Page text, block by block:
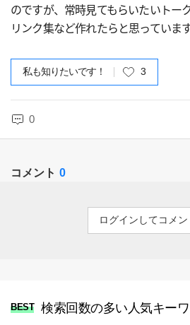
のですが、常時見てもらいたいトー
リンク集など作れたらと思っています
私も知りたいです！ 3
0
コメント 0
ログインしてコメン
BEST 検索回数の多い人気キー